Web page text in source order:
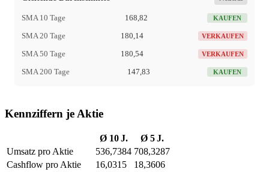
SMA 10 Tage 168,82 KAUFEN
SMA 20 Tage 180,14 VERKAUFEN
SMA 50 Tage 180,54 VERKAUFEN
SMA 200 Tage 147,83 KAUFEN
Kennziffern je Aktie
Ø 10 J.
Ø 5 J.
Umsatz pro Aktie
536,7384 708,3287
Cashflow pro Aktie
16,0315
18,3606